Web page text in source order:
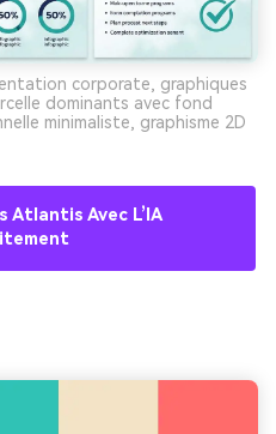
corporate, graphiques
dominants avec fond
minimaliste, graphisme 2D
Atlantis Avec L’IA